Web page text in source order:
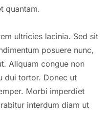
quantam.
ultricies lacinia. Sed sit
posuere nunc,
Aliquam congue non
dui tortor. Donec ut
Morbi imperdiet
interdum diam ut